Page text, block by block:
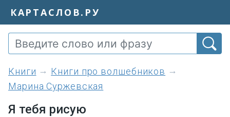
КАРТАСЛОВ.РУ
книги
Книги про волшебников
Марина Суржевская
Я тебя рисую